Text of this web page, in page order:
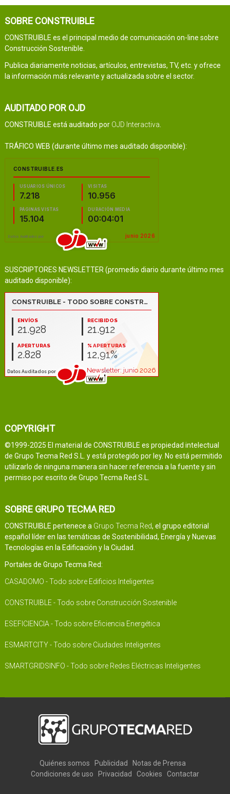
SOBRE CONSTRUIBLE
CONSTRUIBLE es el principal medio de comunicación on-line sobre
Construcción Sostenible.
Publica diariamente noticias, artículos, entrevistas, TV, etc. y ofrece
la información más relevante y actualizada sobre el sector.
AUDITADO POR OJD
CONSTRUIBLE está auditado por OJD Interactiva.
TRÁFICO WEB (durante último mes auditado disponible):
SUSCRIPTORES NEWSLETTER (promedio diario durante último mes
auditado disponible):
COPYRIGHT
©1999-2025 El material de CONSTRUIBLE es propiedad intelectual
de Grupo Tecma Red S.L. y está protegido por ley. No está permitido
utilizarlo de ninguna manera sin hacer referencia a la fuente y sin
permiso por escrito de Grupo Tecma Red S.L.
SOBRE GRUPO TECMA RED
CONSTRUIBLE pertenece a Grupo Tecma Red, el grupo editorial
español líder en las temáticas de Sostenibilidad, Energía y Nuevas
Tecnologías en la Edificación y la Ciudad.
Portales de Grupo Tecma Red:
CASADOMO - Todo sobre Edificios Inteligentes
CONSTRUIBLE - Todo sobre Construcción Sostenible
ESEFICIENCIA - Todo sobre Eficiencia Energética
ESMARTCITY - Todo sobre Ciudades Inteligentes
SMARTGRIDSINFO - Todo sobre Redes Eléctricas Inteligentes
Quiénes somos Publicidad
Notas de Prensa
Condiciones de uso
Privacidad Cookies Contactar